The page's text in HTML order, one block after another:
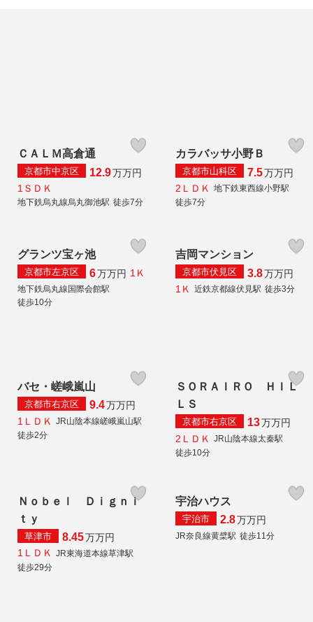
ＣＡＬＭ高倉通
京都市中京区 12.9万万円
1ＳＤＫ
地下鉄烏丸線烏丸御池駅 徒歩7分
カラバッサ小野Ｂ
京都市山科区 7.5万万円
2ＬＤＫ
地下鉄東西線小野駅
徒歩7分
グランツ宝ヶ池
京都市左京区 6万万円 1Ｋ
地下鉄烏丸線国際会館駅
徒歩10分
吉岡マンション
京都市伏見区 3.8万万円
1Ｋ
近鉄京都線伏見駅 徒歩3分
バセ・嵯峨嵐山
京都市右京区 9.4万万円
1ＬＤＫ
JR山陰本線嵯峨嵐山駅
徒歩2分
ＳＯＲＡＩＲＯ ＨＩＬ
ＬＳ
京都市右京区 13万万円
2ＬＤＫ
JR山陰本線太秦駅
徒歩10分
Ｎｏｂｅｌ Ｄｉｇｎｉ
ｔｙ
草津市 8.45万万円
1ＬＤＫ JR東海道本線草津駅
徒歩29分
宇治ハウス
宇治市 2.8万万円
JR奈良線黄檗駅 徒歩11分